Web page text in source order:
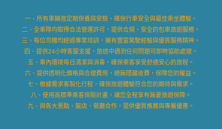
一、所有車輛皆定期保養與安檢，確保行車安全與最佳乘坐體驗。
二、全車隊均取得合法營運許可，提供合規、安全的包車旅遊服務。
三、每位司機均經過專業培訓，擁有豐富駕駛經驗與優質服務精神。
四、提供24小時客服支援，旅途中遇到任何問題可即時協助處理。
五、車內環境每日清潔與消毒，確保乘客享受舒適安心的旅程。
六、提供透明化價格與合理費用，絕無隱藏收費，保障您的權益。
七、根據需求客製化行程，確保旅遊體驗符合您的期待與需求。
八、使用高標準乘客保險計畫，讓您全程享有無憂旅遊保障。
九、與各大景點、飯店、餐廳合作，提供優質推薦與專屬優惠。